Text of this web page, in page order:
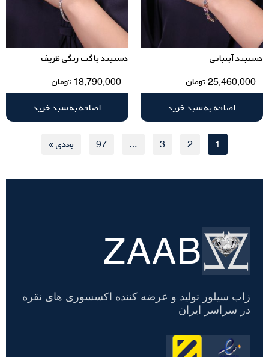
دستبند آبنباتی
25,460,000تومان
اضافه به سبد خرید
دستبند باگت رنگی ظریف
18,790,000 تومان
اضافه به سبد خرید
1
2
3
…
97 بعدی »
تسویه
حساب
ZAAB
زاب سیلور تولید و عرضه کننده اکسسوری های نقره
در سراسر ایران